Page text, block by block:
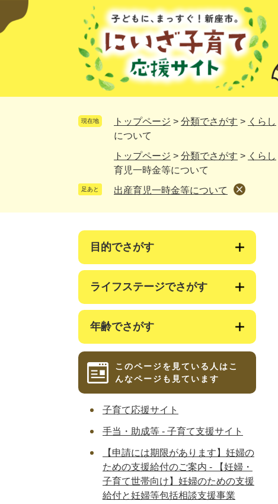
ー
ジ
ニ
ュ
現在地 トップページ > 分類でさがす > くらし
について
トップページ > 分類でさがす > くらし
育児一時金等について
足あと 出産育児一時金等について
目的でさがす
ライフステージでさがす
年齢でさがす
このページを見ている人はこ
んなページも見ています
子育て応援サイト
手当・助成等 - 子育て支援サイト
【申請には期限があります】妊婦の
ための支援給付のご案内 - 【妊婦・
子育て世帯向け】妊婦のための支援
給付と妊婦等包括相談支援事業